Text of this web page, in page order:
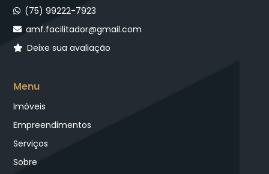
(75) 99222-7923
amf.facilitador@gmail.com
Deixe sua avaliação
Menu
Imóveis
Empreendimentos
Serviços
Sobre